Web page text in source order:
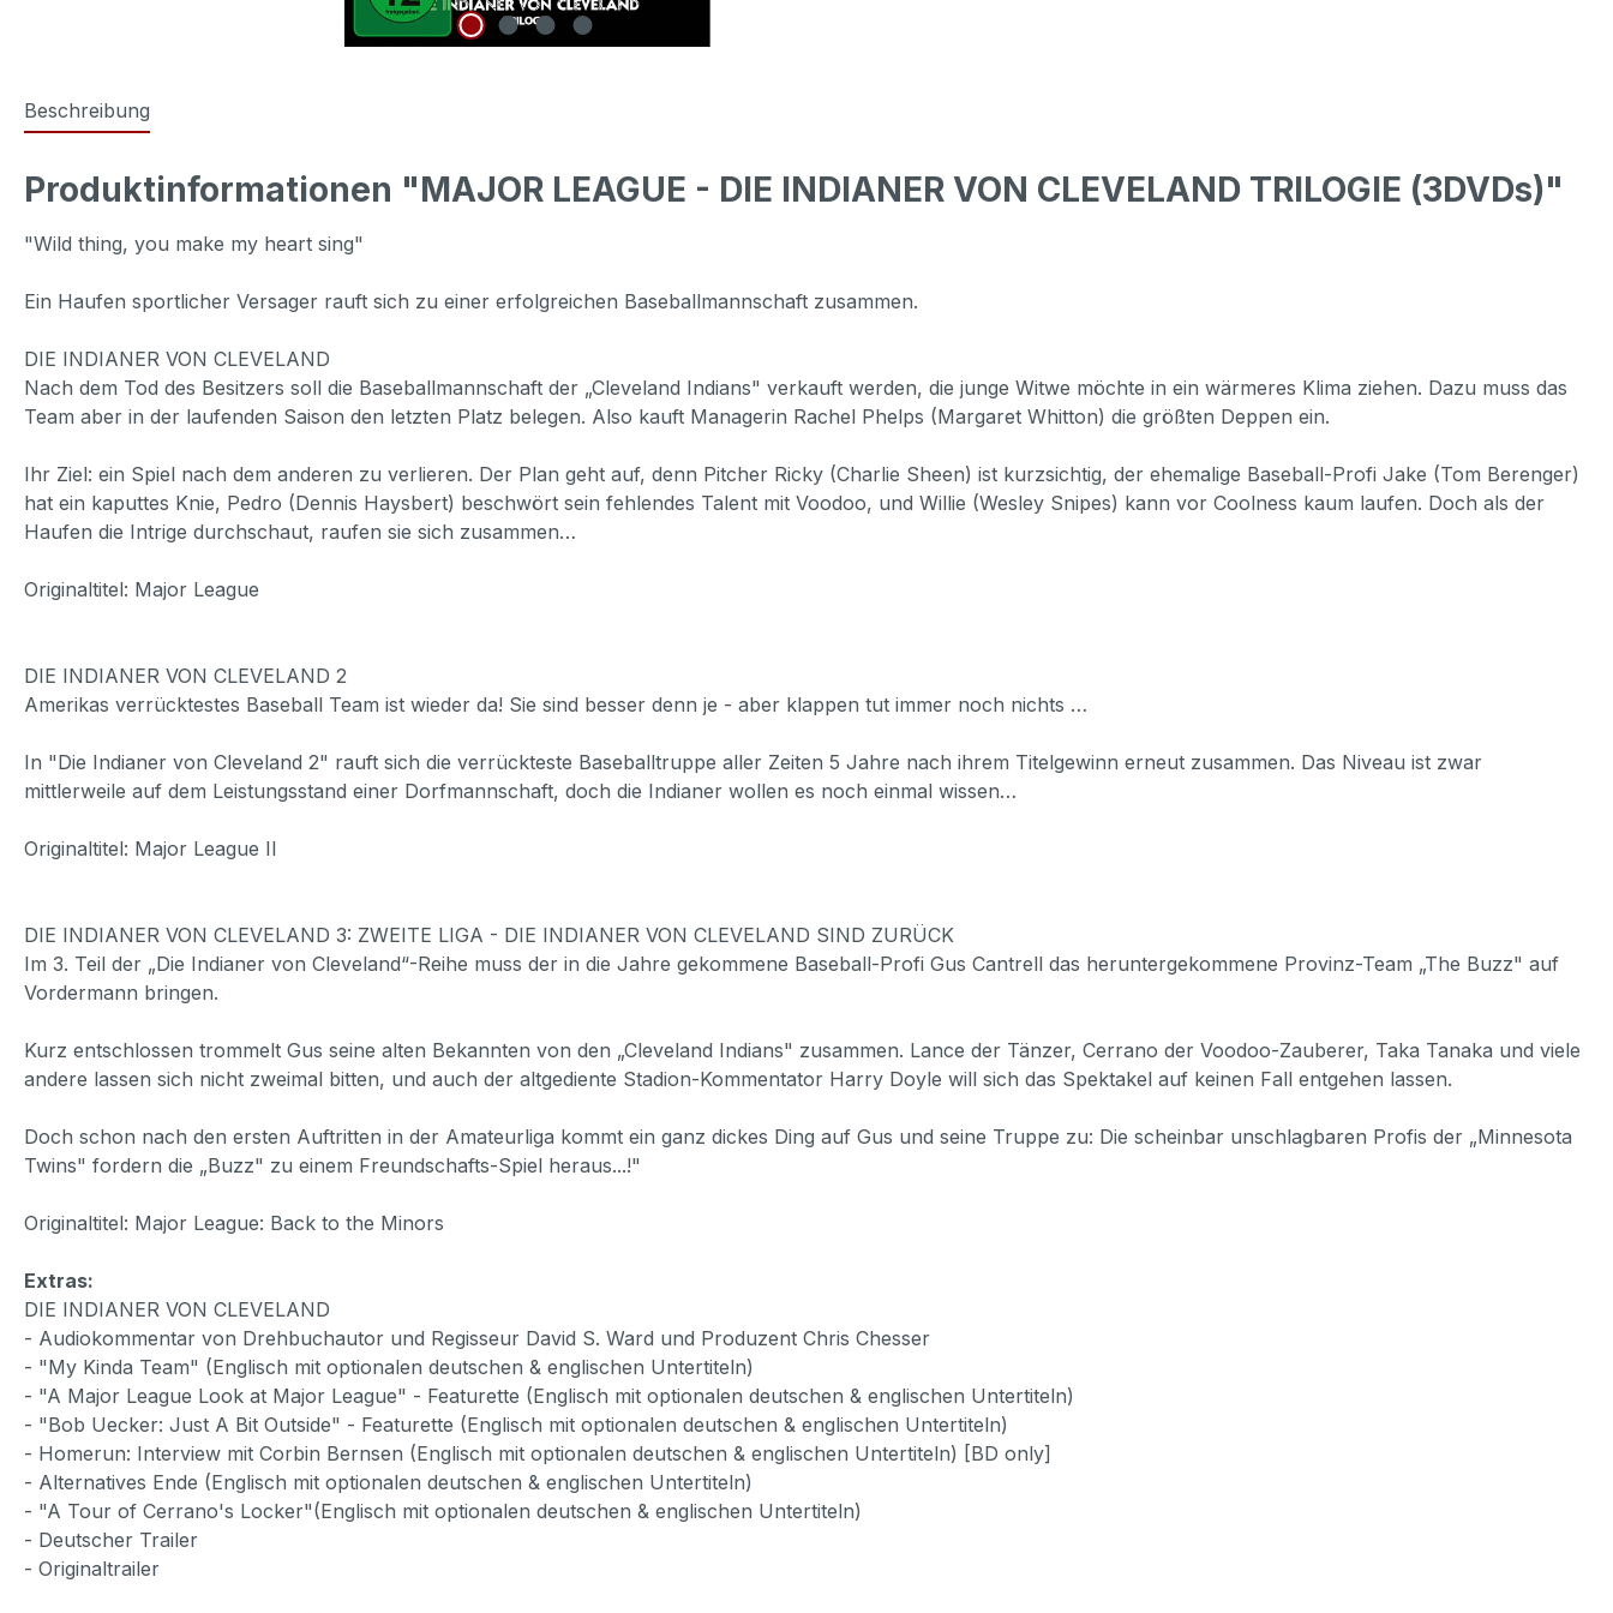
Beschreibung
Produktinformationen "MAJOR LEAGUE - DIE INDIANER VON CLEVELAND TRILOGIE (3DVDs)"
"Wild thing, you make my heart sing"
Ein Haufen sportlicher Versager rauft sich zu einer erfolgreichen Baseballmannschaft zusammen.
DIE INDIANER VON CLEVELAND
Nach dem Tod des Besitzers soll die Baseballmannschaft der „Cleveland Indians" verkauft werden, die junge Witwe möchte in ein wärmeres Klima ziehen. Dazu muss das
Team aber in der laufenden Saison den letzten Platz belegen. Also kauft Managerin Rachel Phelps (Margaret Whitton) die größten Deppen ein.
Ihr Ziel: ein Spiel nach dem anderen zu verlieren. Der Plan geht auf, denn Pitcher Ricky (Charlie Sheen) ist kurzsichtig, der ehemalige Baseball-Profi Jake (Tom Berenger)
hat ein kaputtes Knie, Pedro (Dennis Haysbert) beschwört sein fehlendes Talent mit Voodoo, und Willie (Wesley Snipes) kann vor Coolness kaum laufen. Doch als der
Haufen die Intrige durchschaut, raufen sie sich zusammen…
Originaltitel: Major League
DIE INDIANER VON CLEVELAND 2
Amerikas verrücktestes Baseball Team ist wieder da! Sie sind besser denn je - aber klappen tut immer noch nichts …
In "Die Indianer von Cleveland 2" rauft sich die verrückteste Baseballtruppe aller Zeiten 5 Jahre nach ihrem Titelgewinn erneut zusammen. Das Niveau ist zwar
mittlerweile auf dem Leistungsstand einer Dorfmannschaft, doch die Indianer wollen es noch einmal wissen…
Originaltitel: Major League II
DIE INDIANER VON CLEVELAND 3: ZWEITE LIGA - DIE INDIANER VON CLEVELAND SIND ZURÜCK
Im 3. Teil der „Die Indianer von Cleveland“-Reihe muss der in die Jahre gekommene Baseball-Profi Gus Cantrell das heruntergekommene Provinz-Team „The Buzz" auf
Vordermann bringen.
Kurz entschlossen trommelt Gus seine alten Bekannten von den „Cleveland Indians" zusammen. Lance der Tänzer, Cerrano der Voodoo-Zauberer, Taka Tanaka und viele
andere lassen sich nicht zweimal bitten, und auch der altgediente Stadion-Kommentator Harry Doyle will sich das Spektakel auf keinen Fall entgehen lassen.
Doch schon nach den ersten Auftritten in der Amateurliga kommt ein ganz dickes Ding auf Gus und seine Truppe zu: Die scheinbar unschlagbaren Profis der „Minnesota
Twins" fordern die „Buzz" zu einem Freundschafts-Spiel heraus...!"
Originaltitel: Major League: Back to the Minors
Extras:
DIE INDIANER VON CLEVELAND
- Audiokommentar von Drehbuchautor und Regisseur David S. Ward und Produzent Chris Chesser
- "My Kinda Team" (Englisch mit optionalen deutschen & englischen Untertiteln)
- "A Major League Look at Major League" - Featurette (Englisch mit optionalen deutschen & englischen Untertiteln)
- "Bob Uecker: Just A Bit Outside" - Featurette (Englisch mit optionalen deutschen & englischen Untertiteln)
- Homerun: Interview mit Corbin Bernsen (Englisch mit optionalen deutschen & englischen Untertiteln) [BD only]
- Alternatives Ende (Englisch mit optionalen deutschen & englischen Untertiteln)
- "A Tour of Cerrano's Locker"(Englisch mit optionalen deutschen & englischen Untertiteln)
- Deutscher Trailer
- Originaltrailer